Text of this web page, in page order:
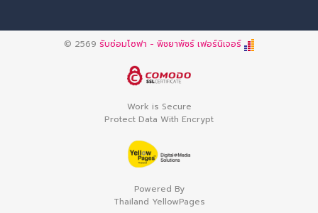
© 2569 รับซ่อมโซฟา - พิชยาพัชร์ เฟอร์นิเจอร์
Work is Secure
Protect Data With Encrypt
Powered By
Thailand YellowPages